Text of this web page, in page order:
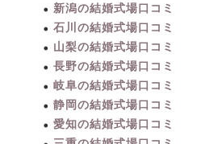
新潟の結婚式場口コミ
石川の結婚式場口コミ
山梨の結婚式場口コミ
長野の結婚式場口コミ
岐阜の結婚式場口コミ
静岡の結婚式場口コミ
愛知の結婚式場口コミ